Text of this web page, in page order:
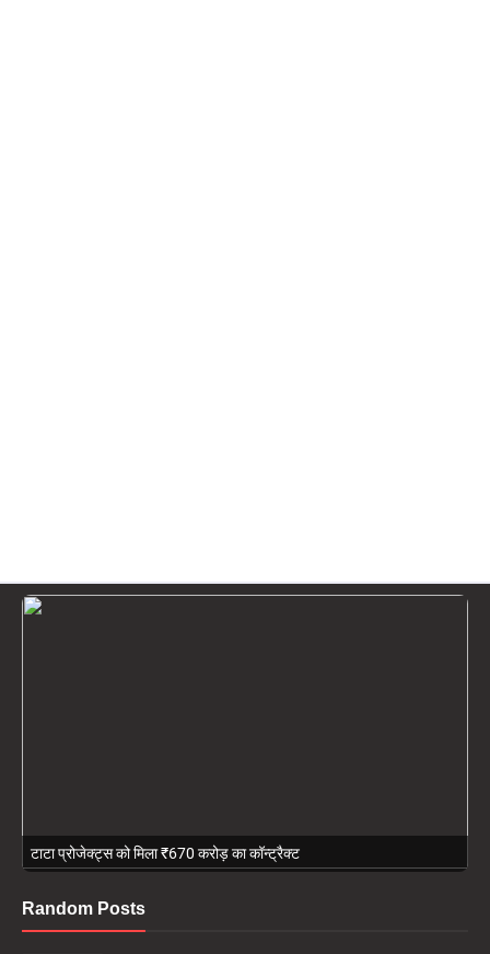
टाटा प्रोजेक्ट्स को मिला ₹670 करोड़ का कॉन्ट्रैक्ट
Random Posts